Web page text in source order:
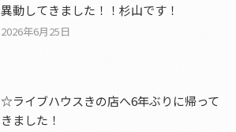
異動してきました！！杉山です！
2026年6月25日
☆ライブハウスきの店へ6年ぶりに帰って
きました！